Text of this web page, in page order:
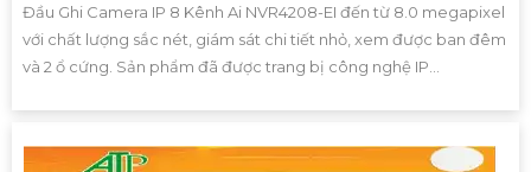
Đầu Ghi Camera IP 8 Kênh Ai NVR4208-EI đến từ 8.0 megapixel
với chất lượng sắc nét, giám sát chi tiết nhỏ, xem được ban đêm
và 2 ổ cứng. Sản phẩm đã được trang bị công nghệ IP...